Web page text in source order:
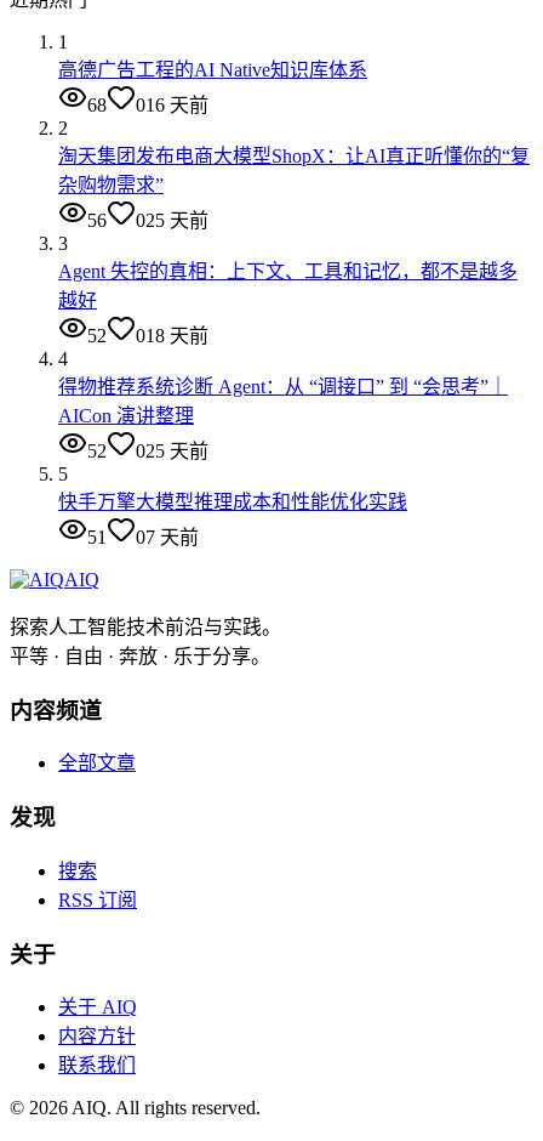
1
高德广告工程的AI Native知识库体系
68
016 天前
2
淘天集团发布电商大模型ShopX：让AI真正听懂你的“复
杂购物需求”
56
025 天前
3
Agent 失控的真相：上下文、工具和记忆，都不是越多
越好
52
018 天前
4
得物推荐系统诊断 Agent：从 “调接口” 到 “会思考”｜
AICon 演讲整理
52
025 天前
5
快手万擎大模型推理成本和性能优化实践
51
07 天前
AIQ
探索人工智能技术前沿与实践。
平等 · 自由 · 奔放 · 乐于分享。
内容频道
全部文章
发现
搜索
RSS 订阅
关于
关于 AIQ
内容方针
联系我们
© 2026 AIQ. All rights reserved.